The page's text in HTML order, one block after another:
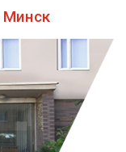
Минск